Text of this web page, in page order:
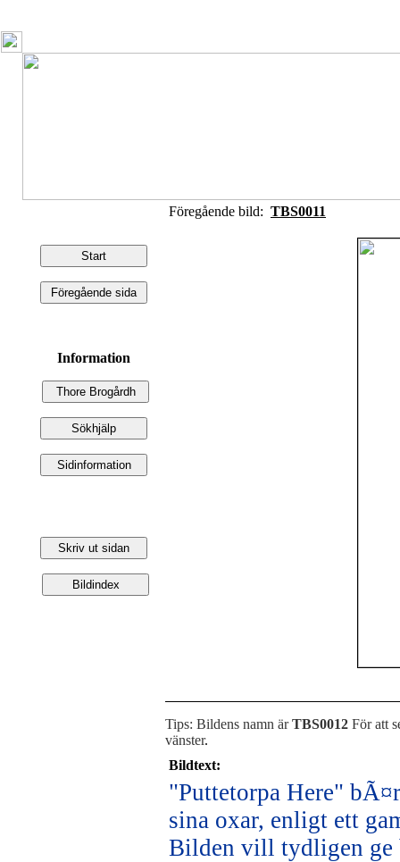
Information
Föregående bild: TBS0011
Tips: Bildens namn ärTBS0012 För att
vänster.
Bildtext:
"Puttetorpa Here"
sina oxar, enligt ett
Bilden vill tydligen ge